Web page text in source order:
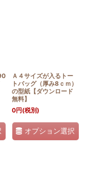
Ａ４サイズが入るトー
トバッグ（厚み8ｃｍ）
の型紙【ダウンロード
無料】
0円(税別)
オプション選択